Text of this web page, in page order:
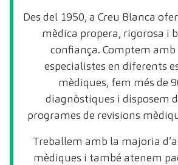
Des del 1950, a Creu Blanca
mèdica propera, rigorosa i
confiança. Comptem
especialistes en diferents
mèdiques, fem més de
diagnòstiques i disposem
programes de revisions
Treballem amb la majoria
mèdiques i també atenem